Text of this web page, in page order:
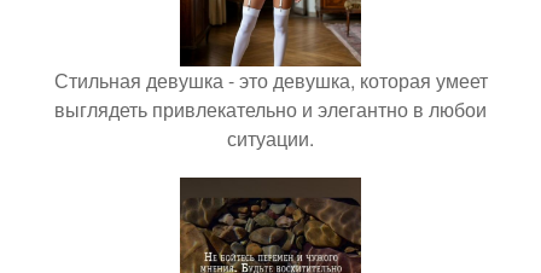
Стильная девушка - это девушка, которая умеет
выглядеть привлекательно и элегантно в любои
ситуации.